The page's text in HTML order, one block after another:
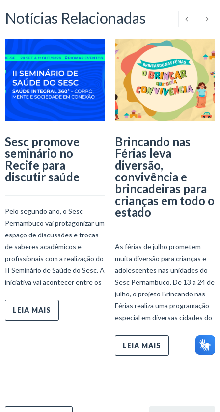
Notícias Relacionadas
Sesc promove
seminário no
Recife para
discutir saúde
Pelo segundo ano, o Sesc
Pernambuco vai protagonizar um
espaço de discussões e trocas
de saberes acadêmicos e
profissionais com a realização do
II Seminário de Saúde do Sesc. A
iniciativa vai acontecer entre os
LEIA MAIS
Brincando nas
Férias leva
diversão,
convivência e
brincadeiras para
crianças em todo o
estado
As férias de julho prometem
muita diversão para crianças e
adolescentes nas unidades do
Sesc Pernambuco. De 13 a 24 de
julho, o projeto Brincando nas
Férias realiza uma programação
especial em diversas cidades do
LEIA MAIS